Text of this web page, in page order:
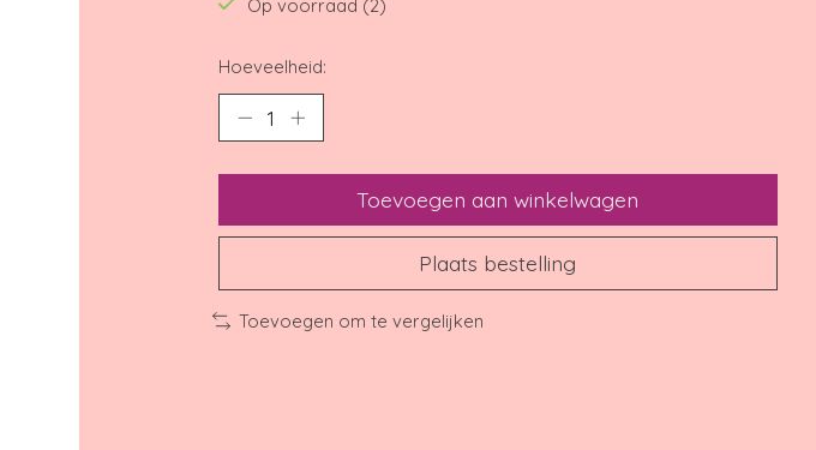
Op voorraad (2)
Hoeveelheid:
Toevoegen aan winkelwagen
Plaats bestelling
Toevoegen om te vergelijken